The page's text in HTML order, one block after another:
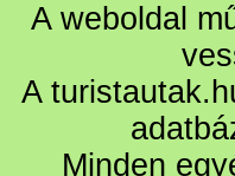
A weboldal
A
Minden